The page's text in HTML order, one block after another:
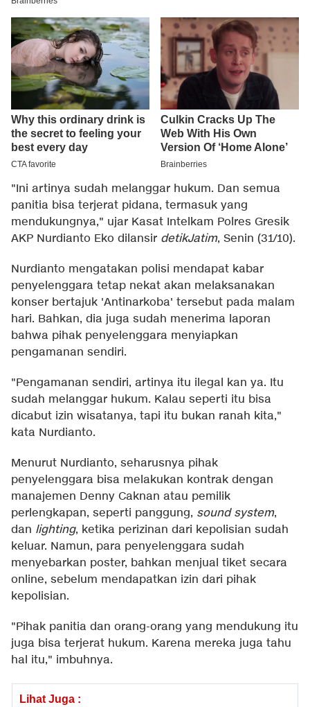
"Ini artinya sudah melanggar hukum. Dan semua
panitia bisa terjerat pidana, termasuk yang
mendukungnya," ujar Kasat Intelkam Polres Gresik
AKP Nurdianto Eko dilansir detikJatim, Senin (31/10).
Nurdianto mengatakan polisi mendapat kabar
penyelenggara tetap nekat akan melaksanakan
konser bertajuk 'Antinarkoba' tersebut pada malam
hari. Bahkan, dia juga sudah menerima laporan
bahwa pihak penyelenggara menyiapkan
pengamanan sendiri.
"Pengamanan sendiri, artinya itu ilegal kan ya. Itu
sudah melanggar hukum. Kalau seperti itu bisa
dicabut izin wisatanya, tapi itu bukan ranah kita,"
kata Nurdianto.
Menurut Nurdianto, seharusnya pihak
penyelenggara bisa melakukan kontrak dengan
manajemen Denny Caknan atau pemilik
perlengkapan, seperti panggung, sound system,
dan lighting, ketika perizinan dari kepolisian sudah
keluar. Namun, para penyelenggara sudah
menyebarkan poster, bahkan menjual tiket secara
online, sebelum mendapatkan izin dari pihak
kepolisian.
"Pihak panitia dan orang-orang yang mendukung itu
juga bisa terjerat hukum. Karena mereka juga tahu
hal itu," imbuhnya.
Lihat Juga :